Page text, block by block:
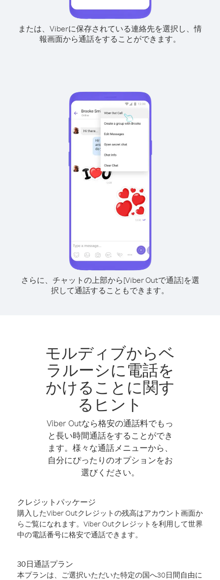
または、Viberに保存されている連絡先を選択し、情
報画面から通話をすることができます。
さらに、チャットの上部から[Viber Outで通話]を選
択して通話することもできます。
モルディブからベ
ラルーシに電話を
かけることに関す
るヒント
Viber Outなら格安の通話料でもっ
と長い時間通話をすることができ
ます。様々な通話メニューから、
自分にぴったりのオプションをお
選びください。
クレジットパッケージ
購入したViber Outクレジットの残高はアカウント画面か
らご覧になれます。Viber Outクレジットを利用して世界
中の電話番号に格安で通話できます。
30日通話プラン
本プランは、ご選択いただいた特定の国へ30日間自由に